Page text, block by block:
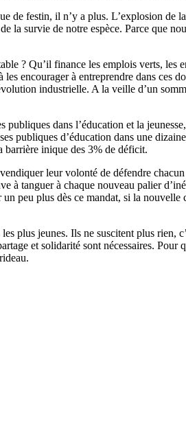
de festin, il n’y a plus. L’explosion de
la survie de notre espèce. Parce que
? Qu’il finance les emplois verts,
encourager à entreprendre dans ces
industrielle. A la veille d’un
dans l’éducation et la
publiques d’éducation dans une
barrière inique des 3% de déficit.
leur volonté de défendre
à tanguer à chaque nouveau palier
peu plus dès ce mandat, si la nouvelle
plus jeunes. Ils ne suscitent plus rien,
et solidarité sont nécessaires. Pour